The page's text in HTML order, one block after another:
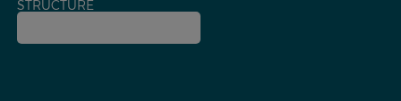
STRUCTURE